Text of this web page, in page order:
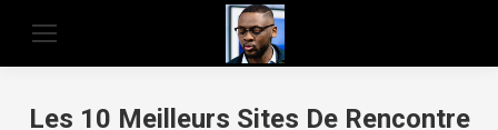
Les 10 Meilleurs Sites De Rencontre